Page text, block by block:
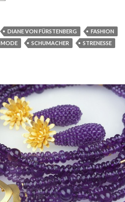
DIANE VON FÜRSTENBERG
FASHION
MODE SCHUMACHER
STRENESSE